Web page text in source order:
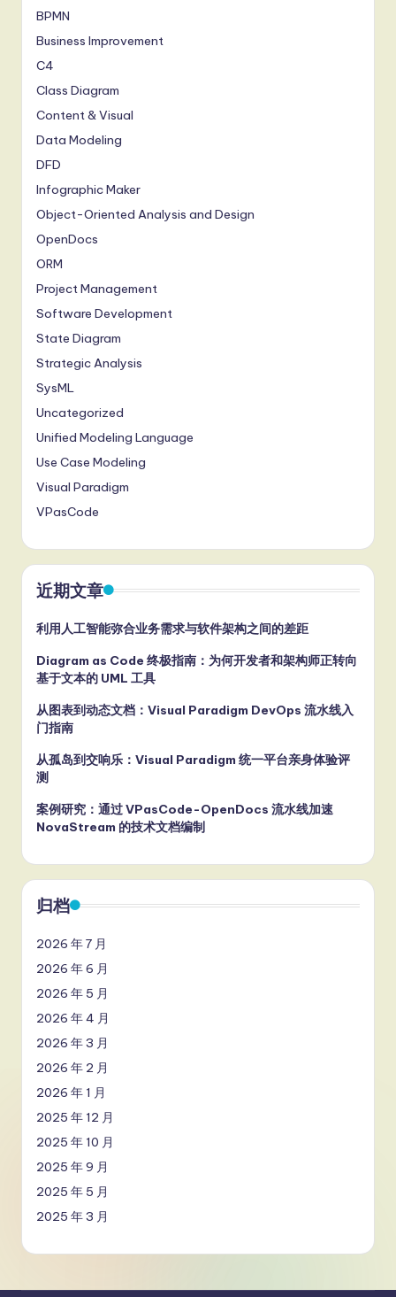
BPMN
Business Improvement
C4
Class Diagram
Content & Visual
Data Modeling
DFD
Infographic Maker
Object-Oriented Analysis and Design
OpenDocs
ORM
Project Management
Software Development
State Diagram
Strategic Analysis
SysML
Uncategorized
Unified Modeling Language
Use Case Modeling
Visual Paradigm
VPasCode
近期文章
利用人工智能弥合业务需求与软件架构之间的差距
Diagram as Code 终极指南：为何开发者和架构师正转向
基于文本的 UML 工具
从图表到动态文档：Visual Paradigm DevOps 流水线入
门指南
从孤岛到交响乐：Visual Paradigm 统一平台亲身体验评
测
案例研究：通过 VPasCode-OpenDocs 流水线加速
NovaStream 的技术文档编制
归档
2026 年 7 月
2026 年 6 月
2026 年 5 月
2026 年 4 月
2026 年 3 月
2026 年 2 月
2026 年 1 月
2025 年 12 月
2025 年 10 月
2025 年 9 月
2025 年 5 月
2025 年 3 月